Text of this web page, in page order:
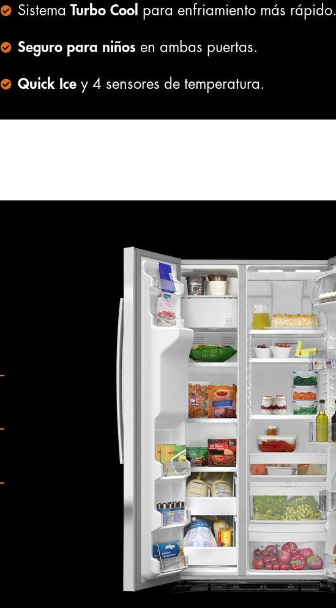
Sistema Turbo Cool para enfriamiento más rápido.
Seguro para niñosen ambas puertas.
Quick Icey 4 sensores de temperatura.